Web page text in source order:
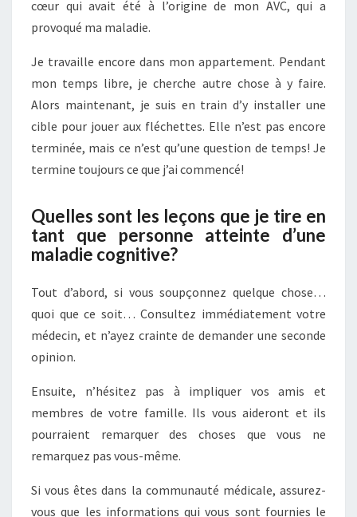
cœur qui avait été à l’origine de mon AVC, qui a
provoqué ma maladie.
Je travaille encore dans mon appartement. Pendant
mon temps libre, je cherche autre chose à y faire.
Alors maintenant, je suis en train d’y installer une
cible pour jouer aux fléchettes. Elle n’est pas encore
terminée, mais ce n’est qu’une question de temps! Je
termine toujours ce que j’ai commencé!
Quelles sont les leçons que je tire en
tant que personne atteinte d’une
maladie cognitive?
Tout d’abord, si vous soupçonnez quelque chose…
quoi que ce soit… Consultez immédiatement votre
médecin, et n’ayez crainte de demander une seconde
opinion.
Ensuite, n’hésitez pas à impliquer vos amis et
membres de votre famille. Ils vous aideront et ils
pourraient remarquer des choses que vous ne
remarquez pas vous-même.
Si vous êtes dans la communauté médicale, assurez-
vous que les informations qui vous sont fournies le